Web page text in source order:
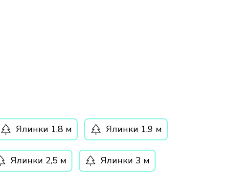
Ялинки 3 м
Ялинки 2,5 м
Ялинки 1,9 м
Ялинки 1,8 м